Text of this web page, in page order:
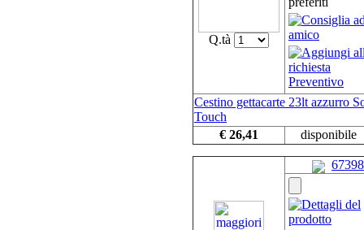
Q.tà
Cestino gettacarte 23lt azzurro
Touch
€ 26,41
disponibile
67398